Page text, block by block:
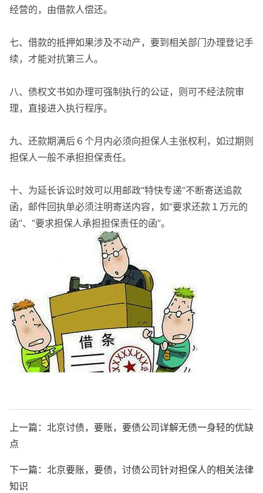
经营的，由借款人偿还。
七、借款的抵押如果涉及不动产，要到相关部门办理登记手
续，才能对抗第三人。
八、债权文书如办理可强制执行的公证，则可不经法院审
理，直接进入执行程序。
九、还款期满后６个月内必须向担保人主张权利，如过期则
担保人一般不承担担保责任。
十、为延长诉讼时效可以用邮政“特快专递”不断寄送追款
函，邮件回执单必须注明寄送内容，如“要求还款１万元的
函”、“要求担保人承担担保责任的函”。
上一篇： 北京讨债，要账，要债公司详解无债一身轻的优缺
点
下一篇： 北京要账，要债，讨债公司针对担保人的相关法律
知识